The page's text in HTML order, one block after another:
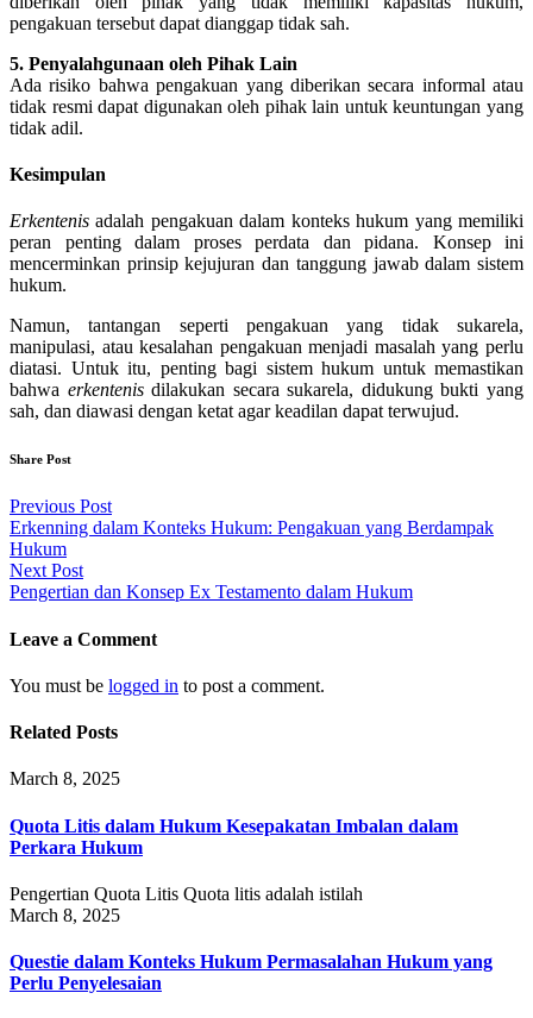
pengakuan tersebut dapat dianggap tidak sah.
5. Penyalahgunaan oleh Pihak Lain
Ada risiko bahwa pengakuan yang diberikan secara informal atau
tidak resmi dapat digunakan oleh pihak lain untuk keuntungan yang
tidak adil.
Kesimpulan
Erkentenis adalah pengakuan dalam konteks hukum yang memiliki
peran penting dalam proses perdata dan pidana. Konsep ini
mencerminkan prinsip kejujuran dan tanggung jawab dalam sistem
hukum.
Namun, tantangan seperti pengakuan yang tidak sukarela,
manipulasi, atau kesalahan pengakuan menjadi masalah yang perlu
diatasi. Untuk itu, penting bagi sistem hukum untuk memastikan
bahwa erkentenisdilakukan secara sukarela, didukung bukti yang
sah, dan diawasi dengan ketat agar keadilan dapat terwujud.
Share Post
Post
navigation
Previous Post
Erkenning dalam Konteks Hukum: Pengakuan yang Berdampak
Hukum
Next Post
Pengertian dan Konsep Ex Testamento dalam Hukum
Leave a Comment
You must be logged in to post a comment.
Related Posts
March 8, 2025
Quota Litis dalam Hukum Kesepakatan Imbalan dalam
Perkara Hukum
Pengertian Quota Litis Quota litis adalah istilah
March 8, 2025
Questie dalam Konteks Hukum Permasalahan Hukum yang
Perlu Penyelesaian